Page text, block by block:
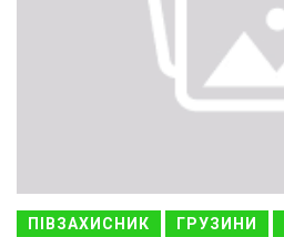
ПІВЗАХИСНИК ГРУЗИНИ